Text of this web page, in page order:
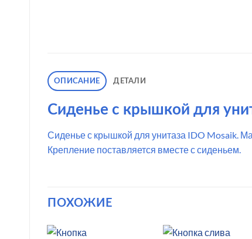
ОПИСАНИЕ ДЕТАЛИ
Сиденье с крышкой для
Сиденье с крышкой для унитаза IDO Mosaik.
Крепление поставляется вместе с сиденьем.
ПОХОЖИЕ